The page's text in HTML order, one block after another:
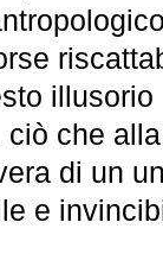
che
di un
e